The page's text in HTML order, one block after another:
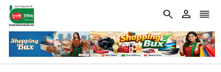
search person reorder
শিরোনাম
চল্লিশা ২ হাজার মানুষকে খাওয়ালেন বৃদ্ধ double_arrow